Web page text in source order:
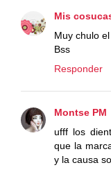
Mis
Muy chulo
Bss
Responder
Montse PM
ufff los
que la
y la causa